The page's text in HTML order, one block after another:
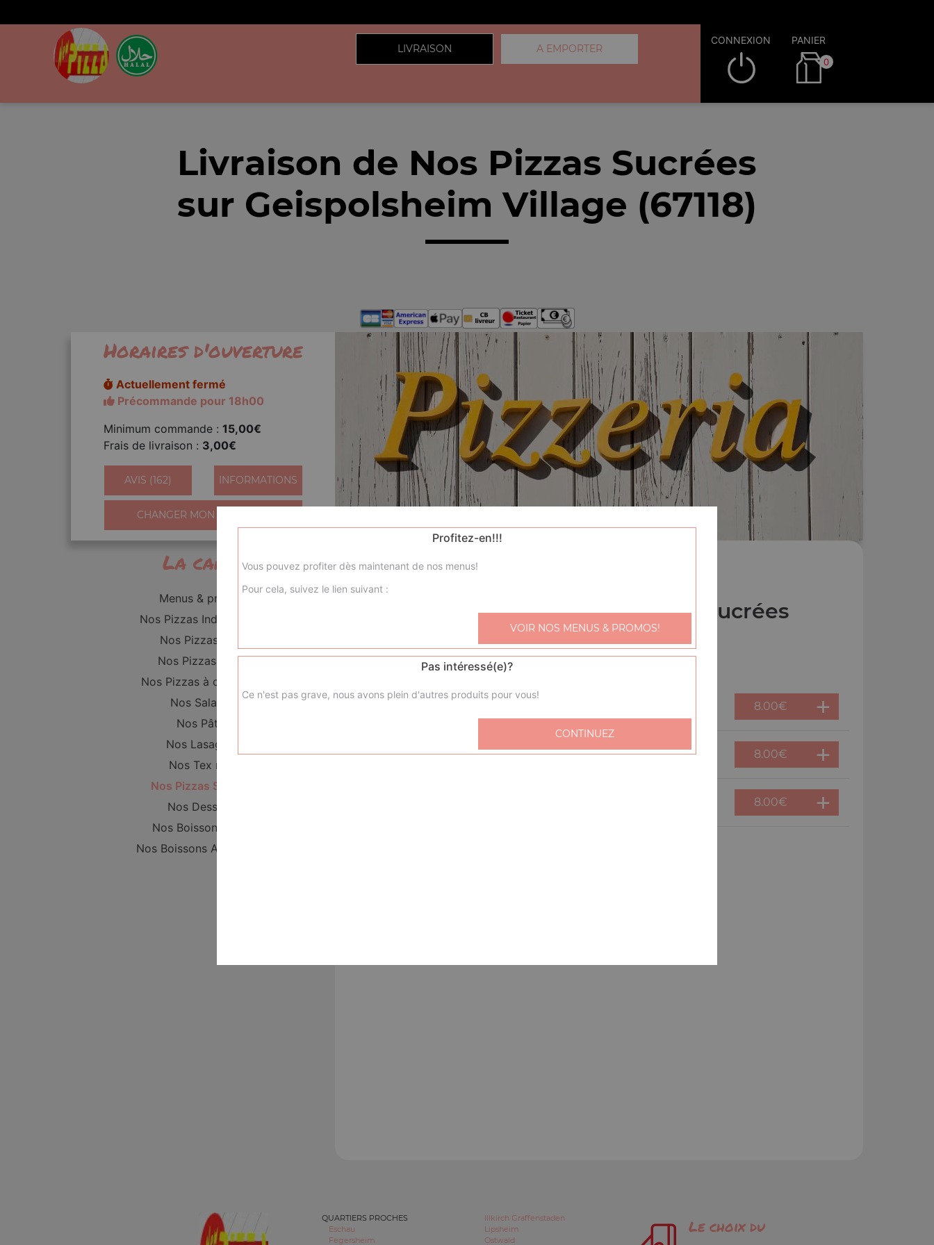
LIVRAISON A EMPORTER
CONNEXION PANIER
0
Livraison de Nos Pizzas Sucrées
sur Geispolsheim Village (67118)
Horaires d'ouverture
Actuellement fermé
Précommande pour 18h00
Minimum commande : 15,00€
Frais de livraison : 3,00€
AVIS (162) INFORMATIONS
CHANGER MON QUARTIER
La carte
Menus & promos
Nos Pizzas Individuelles
Nos Pizzas Maxi
Nos Pizzas Méga
Nos Pizzas à composer
Nos Salades
Nos Pâtes
Nos Lasagnes
Nos Tex mex
Nos Pizzas Sucrées
Nos Desserts
Nos Boissons Softs
Nos Boissons Alcoolisées
Nos Pizzas Sucrées
sucrée bananes chocolat 8.00€
sucrée poires caramel 8.00€
8.00€
QUARTIERS PROCHES
Eschau
Fegersheim
Illkirch Graffenstaden
Lipsheim
Ostwald
Le choix du
Profitez-en!!!
Vous pouvez profiter dès maintenant de nos menus!
Pour cela, suivez le lien suivant :
VOIR NOS MENUS & PROMOS!
Pas intéressé(e)?
Ce n'est pas grave, nous avons plein d'autres produits pour vous!
CONTINUEZ